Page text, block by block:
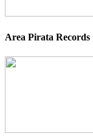
Area Pirata Records